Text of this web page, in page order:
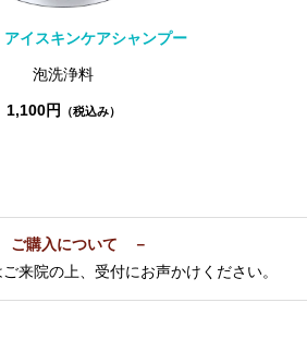
イスキンケアシャンプー
泡洗浄料
1,100円 （税込み）
ご購入について －
来院の上、受付にお声かけください。